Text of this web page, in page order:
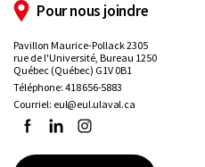
Pour nous joindre
Pavillon Maurice-Pollack 2305
rue de l'Université, Bureau 1250
Québec (Québec) G1V 0B1
Téléphone: 418 656-5883
Courriel: eul@eul.ulaval.ca
Facebook
LinkedInInstagram